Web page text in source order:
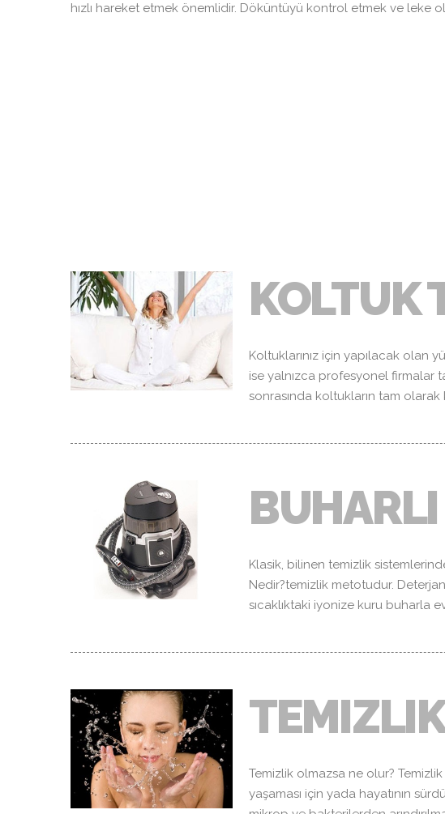
hızlı hareket etmek önemlidir. Döküntüyü kontrol etmek ve leke
KOLTUK
Koltuklarınız için yapılacak olan
ise yalnızca profesyonel firmalar
sonrasında koltukların tam olarak
Klasik, bilinen temizlik
Nedir?temizlik metotudur.
sıcaklıktaki iyonize kuru buharla
Temizlik olmazsa ne olur? Temizlik
yaşaması için yada hayatının